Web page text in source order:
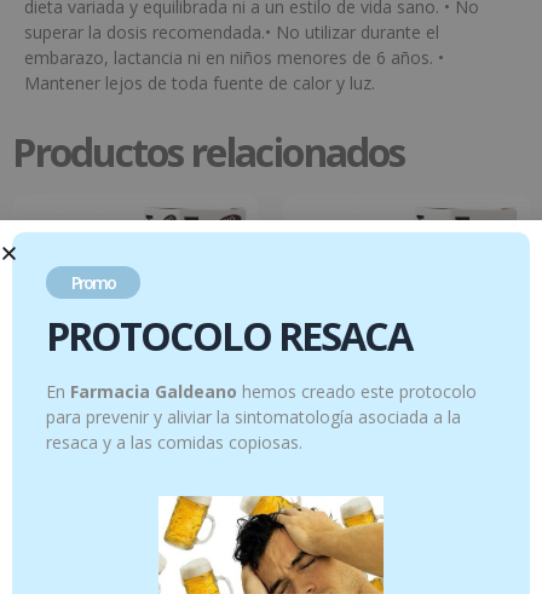
dieta variada y equilibrada ni a un estilo de vida sano. • No
superar la dosis recomendada.• No utilizar durante el
embarazo, lactancia ni en niños menores de 6 años. •
Mantener lejos de toda fuente de calor y luz.
Productos relacionados
12.95€
Añadir al carrito
Promo
PROTOCOLO RESACA
En Farmacia Galdeano hemos creado este protocolo
para prevenir y aliviar la sintomatología asociada a la
resaca y a las comidas copiosas.